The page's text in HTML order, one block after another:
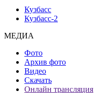
Кузбасс
Кузбасс-2
МЕДИА
Фото
Архив фото
Видео
Скачать
Онлайн трансляция